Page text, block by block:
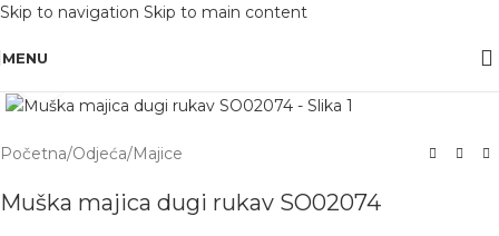
Skip to navigation Skip to main content
OBAVIJEST: Maloprodaja je zatvorena od 10.12. -13.12.2025 radi inventure.
MENU
Početna/Odjeća/Majice
Muška majica dugi rukav SO02074